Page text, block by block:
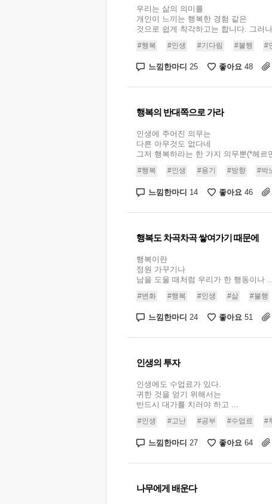
우리는 삶의 의미를
개인이 느끼는 행복한 경험 같은
것으로 쉽게 착각하고는 합니다. 그러
#행복 #인생 #기다림 #불행 #
느낌한마디 25 좋아요 48
행복의 반대쪽으로 가라
인생에 주어진 의무는
다른 아무것도 없다네
그저 행복하라는 한 가지 의무뿐(*헤르
#행복 #인생 #용기 #방향 #박
느낌한마디 14 좋아요 46
행복도 차곡차곡 쌓여가기 때문에
행복이란
정원 가꾸기나
남을 도울 때처럼 우리가 한 행동이나 ...
#변화 #행복 #인생 #삶 #불행
느낌한마디 24 좋아요 51
인생의 투자
인생에도 수업료가 있다.
귀한 것을 얻기 위해서는
반드시 대가를 치러야 하고 ...
#인생 #고난 #공부 #수업료 #
느낌한마디 27 좋아요 64
나무에게 배운다